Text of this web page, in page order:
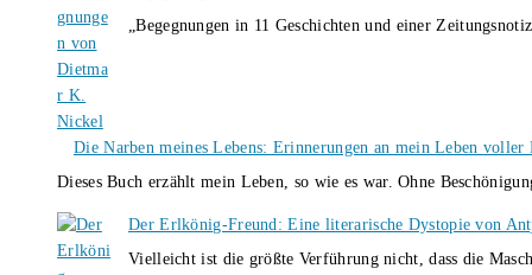
„Begegnungen in 11 Geschichten und einer
Die Narben meines Lebens: Erinnerungen an mein Leben
Dieses Buch erzählt mein Leben, so wie es war. Ohne
Der Erlkönig-Freund: Eine literarische Dystopie von
Vielleicht ist die größte Verführung nicht, dass die